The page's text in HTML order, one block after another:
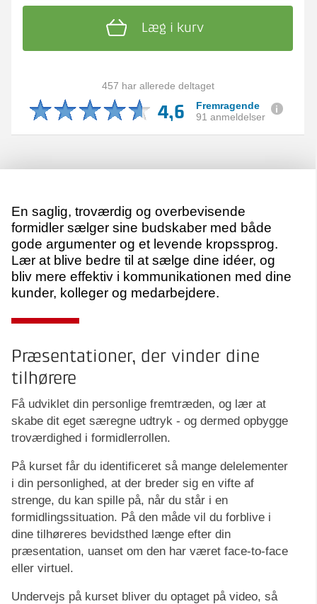
Læg i kurv
457 har allerede deltaget
4,6
Fremragende
91 anmeldelser
En saglig, troværdig og overbevisende
formidler sælger sine budskaber med både
gode argumenter og et levende kropssprog.
Lær at blive bedre til at sælge dine idéer, og
bliv mere effektiv i kommunikationen med dine
kunder, kolleger og medarbejdere.
Præsentationer, der vinder dine
tilhørere
Få udviklet din personlige fremtræden, og lær at
skabe dit eget særegne udtryk - og dermed opbygge
troværdighed i formidlerrollen.
På kurset får du identificeret så mange delelementer
i din personlighed, at der breder sig en vifte af
strenge, du kan spille på, når du står i en
formidlingssituation. På den måde vil du forblive i
dine tilhøreres bevidsthed længe efter din
præsentation, uanset om den har været face-to-face
eller virtuel.
Undervejs på kurset bliver du optaget på video, så